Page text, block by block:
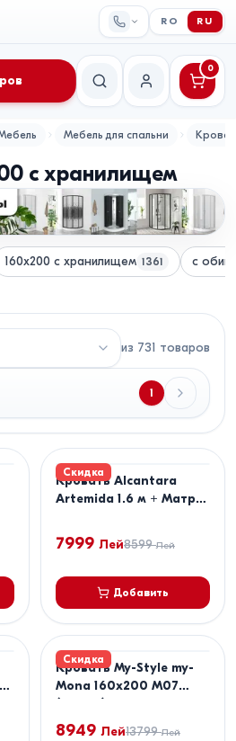
RO RU
Поиск Мой аккаунт
0
Мебель для спальни
с хранилищем
160x200 с хранилищем 1361 с
из 731 товаров
1
Скидка
Кровать Alcantara
Artemida 1.6 м + Матрас
160x200
7999 Лей8599 Лей
Добавить
Скидка
Кровать My-Style my-
Mona 160x200 M07
(Серый) + Матрас Salt
Confort Clasic 160x200
8949 Лей13799 Лей